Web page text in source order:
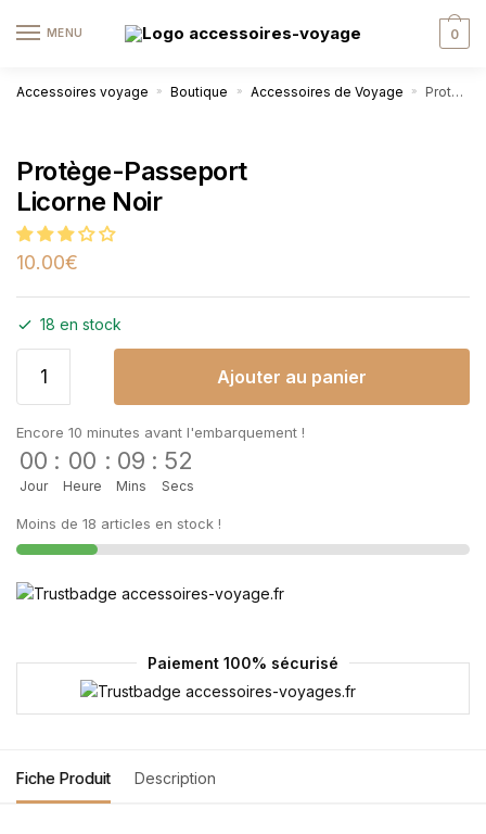
MENU 0
Accessoires voyage » Boutique » Accessoires de Voyage » Protège-Passeport Licorne Noir
Protège-Passeport
Licorne Noir
10.00€
18 en stock
Ajouter au panier
Encore 10 minutes avant l'embarquement !
00
Jour
: 00
Heure
: 09
Mins
: 52
Secs
Moins de 18 articles en stock !
Paiement 100% sécurisé
Fiche Produit Description